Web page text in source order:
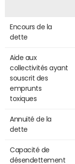
Encours de la
dette
Aide aux
collectivités ayant
souscrit des
emprunts
toxiques
Annuité de la
dette
Capacité de
désendettement